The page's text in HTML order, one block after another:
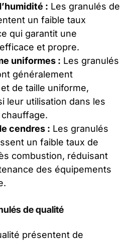
: Les granulés de
un faible taux
qui garantit une
et propre.
uniformes : Les granulés
généralement
de taille uniforme,
leur utilisation dans les
cendres : Les granulés
un faible taux de
combustion, réduisant
des équipements
de qualité
présentent de